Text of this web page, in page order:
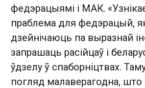
федэрацыямі і МАК.
праблема для федэрацый,
дзейнічаюць па выразнай
запрашаць расійцаў і
ўдзелу ў спаборніцтвах.
погляд малаверагодна, што